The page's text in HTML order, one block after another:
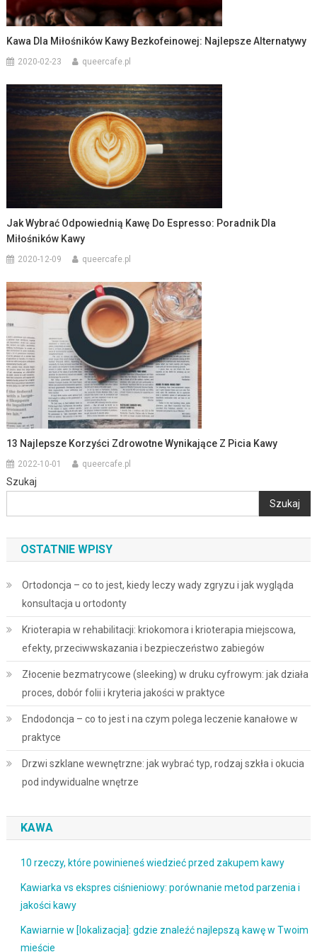
Kawa Dla Miłośników Kawy Bezkofeinowej: Najlepsze Alternatywy
2020-02-23 queercafe.pl
Jak Wybrać Odpowiednią Kawę Do Espresso: Poradnik Dla
Miłośników Kawy
2020-12-09 queercafe.pl
13 Najlepsze Korzyści Zdrowotne Wynikające Z Picia Kawy
2022-10-01 queercafe.pl
Szukaj
Szukaj
OSTATNIE WPISY
Ortodoncja – co to jest, kiedy leczy wady zgryzu i jak wygląda
konsultacja u ortodonty
Krioterapia w rehabilitacji: kriokomora i krioterapia miejscowa,
efekty, przeciwwskazania i bezpieczeństwo zabiegów
Złocenie bezmatrycowe (sleeking) w druku cyfrowym: jak działa
proces, dobór folii i kryteria jakości w praktyce
Endodoncja – co to jest i na czym polega leczenie kanałowe w
praktyce
Drzwi szklane wewnętrzne: jak wybrać typ, rodzaj szkła i okucia
pod indywidualne wnętrze
KAWA
10 rzeczy, które powinieneś wiedzieć przed zakupem kawy
Kawiarka vs ekspres ciśnieniowy: porównanie metod parzenia i
jakości kawy
Kawiarnie w [lokalizacja]: gdzie znaleźć najlepszą kawę w Twoim
mieście